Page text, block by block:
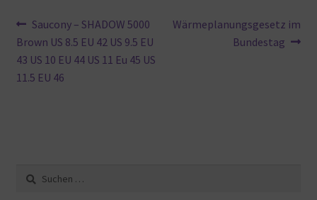
Beitragsnavigation
Vorheriger
Beitrag:
Saucony – SHADOW 5000
Brown US 8.5 EU 42 US 9.5 EU
43 US 10 EU 44 US 11 Eu 45 US
11.5 EU 46
Nächster
Wärmeplanungsgesetz im
Bundestag
Suche
nach: